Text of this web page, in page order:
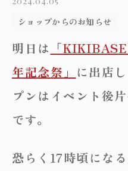
ショップからのお知らせ
明日は 「
年記念祭」 に出店
プンはイベント後
です。
恐らく17時頃にな
カテゴリーから探す
新着商品から探す
セール商品から探す
取付方法／取付事例／修理
Lighthouse Lightについ
テー
ウォ
フィ
在庫あり